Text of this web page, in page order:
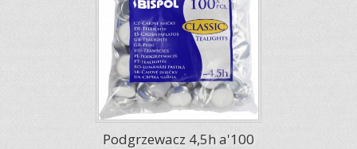
Podgrzewacz 4,5h a'100